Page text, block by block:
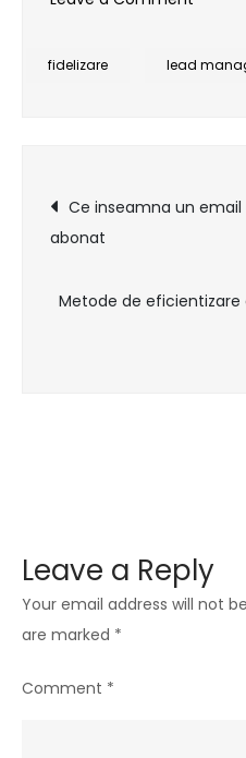
lead-
fidelizare lead
Post
Ce inseamna un
abonat
Metode de
Leave a Reply
Your email address will not
are marked *
Comment *